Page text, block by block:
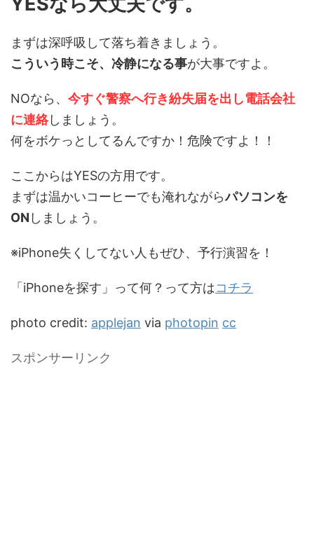
まずは深呼吸して落ち着きましょう。
こういう時こそ、冷静になる事が大事ですよ。
NOなら、 今すぐ警察へ行き紛失届を出し電話会社
に連絡しましょう。
何をボケっとしてるんですか！危険ですよ！！
ここからはYESの方用です。
まずは温かいコーヒーでも淹れながらパソコンを
ON しましょう。
※iPhone失くしてない人もぜひ、予行演習を！
「iPhoneを探す」って何？って方はコチラ
photo credit: applejan via photopin cc
スポンサーリンク